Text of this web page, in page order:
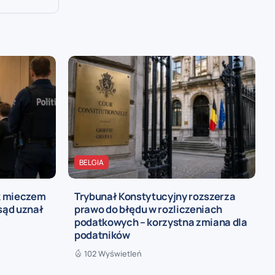
mieczem
uznał
BELGIA
Trybunał Konstytucyjny rozszerza
prawo do błędu w rozliczeniach
podatkowych – korzystna zmiana dla
podatników
102 Wyświetleń